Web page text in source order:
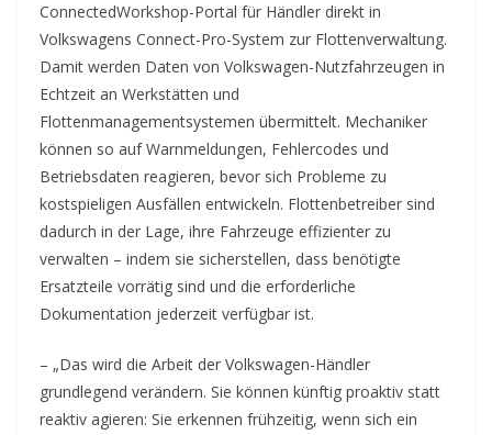
ConnectedWorkshop-Portal für Händler direkt in
Volkswagens Connect-Pro-System zur Flottenverwaltung.
Damit werden Daten von Volkswagen-Nutzfahrzeugen in
Echtzeit an Werkstätten und
Flottenmanagementsystemen übermittelt. Mechaniker
können so auf Warnmeldungen, Fehlercodes und
Betriebsdaten reagieren, bevor sich Probleme zu
kostspieligen Ausfällen entwickeln. Flottenbetreiber sind
dadurch in der Lage, ihre Fahrzeuge effizienter zu
verwalten – indem sie sicherstellen, dass benötigte
Ersatzteile vorrätig sind und die erforderliche
Dokumentation jederzeit verfügbar ist.
– „Das wird die Arbeit der Volkswagen-Händler
grundlegend verändern. Sie können künftig proaktiv statt
reaktiv agieren: Sie erkennen frühzeitig, wenn sich ein